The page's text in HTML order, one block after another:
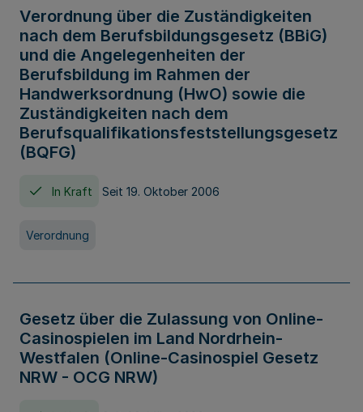
Verordnung über die Zuständigkeiten
nach dem Berufsbildungsgesetz (BBiG)
und die Angelegenheiten der
Berufsbildung im Rahmen der
Handwerksordnung (HwO) sowie die
Zuständigkeiten nach dem
Berufsqualifikationsfeststellungsgesetz
(BQFG)
In Kraft Seit 19. Oktober 2006
Verordnung
Gesetz über die Zulassung von Online-
Casinospielen im Land Nordrhein-
Westfalen (Online-Casinospiel Gesetz
NRW - OCG NRW)